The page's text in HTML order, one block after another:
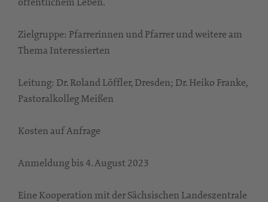
Zielgruppe: Pfarrerinnen und Pfarrer und weitere am
Thema Interessierten
Leitung: Dr. Roland Löffler, Dresden; Dr. Heiko Franke,
Pastoralkolleg Meißen
Kosten auf Anfrage
Anmeldung bis 4. August 2023
Eine Kooperation mit der Sächsischen Landeszentrale